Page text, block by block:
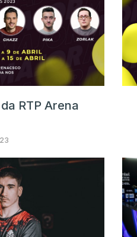
RTP Arena